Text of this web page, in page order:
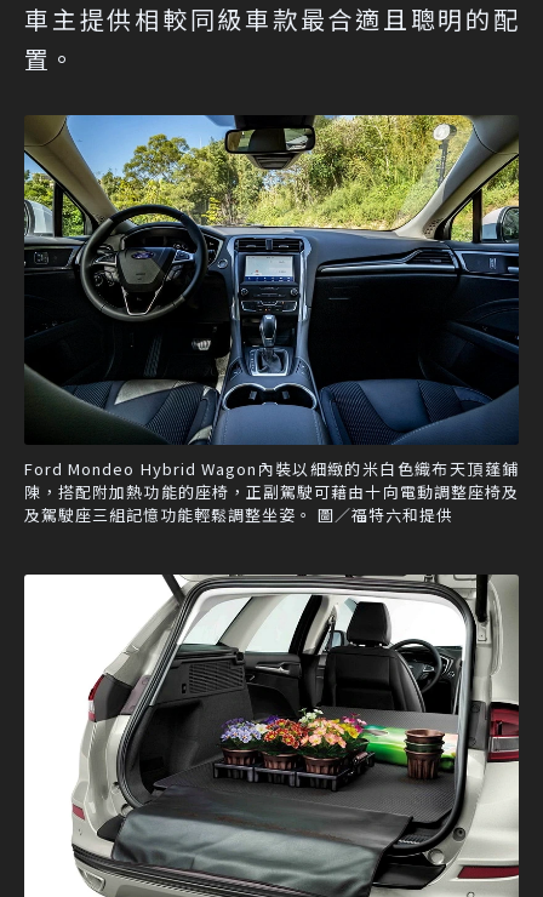
車主提供相較同級車款最合適且聰明的配
置。
Ford Mondeo Hybrid Wagon內裝以細緻的米白色織布天頂蓬鋪
陳，搭配附加熱功能的座椅，正副駕駛可藉由十向電動調整座椅及
及駕駛座三組記憶功能輕鬆調整坐姿。 圖／福特六和提供